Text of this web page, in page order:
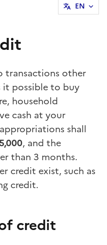
EN
transactions other
it possible to buy
household
cash at your
shall
, and the
than 3 months.
credit exist, such as
credit.
credit